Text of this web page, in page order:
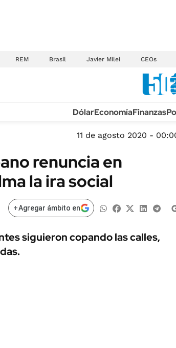
REM Brasil Javier Milei CEOs
TECNOLOGÍA
MÉXICO
MUNDO
LIFESTYLE
DólarEconomíaFinanzas
11 de agosto 2020 -
renuncia en
la ira social
+Agregar ámbito en
siguieron copando las calles,